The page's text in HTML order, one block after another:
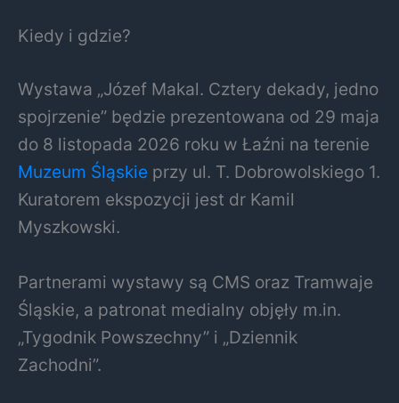
Kiedy i gdzie?
Wystawa „Józef Makal. Cztery dekady, jedno
spojrzenie” będzie prezentowana od 29 maja
do 8 listopada 2026 roku w Łaźni na terenie
Muzeum Śląskie przy ul. T. Dobrowolskiego 1.
Kuratorem ekspozycji jest dr Kamil
Myszkowski.
Partnerami wystawy są CMS oraz Tramwaje
Śląskie, a patronat medialny objęły m.in.
„Tygodnik Powszechny” i „Dziennik
Zachodni”.